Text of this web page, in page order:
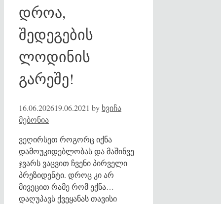
დროა,
შედეგების
ლოდინის
გარეშე!
16.06.202619.06.2021 by ხვიჩა
მებონია
ვეღირსეთ როგორც იქნა
დამოუკიდებლობას და მაშინვე
ჯვარს ვაცვით ჩვენი პირველი
პრეზიდენტი. დროც კი არ
მივეცით რამე რომ ექნა…
დაღუპავს ქვეყანას თავისი